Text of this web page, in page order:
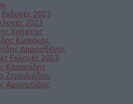
Εκλογές 2023
2023
Χρήστος
Κυριάκος
Δημοσθένης
Εκλογές 2023
Κασαπίδης
Ζεμπιλιάδου
Αμανατίδης